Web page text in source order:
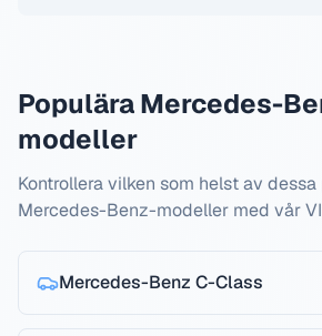
Populära Mercedes-
modeller
Kontrollera vilken som helst av
Mercedes-Benz-modeller med vår
Mercedes-Benz C-Class